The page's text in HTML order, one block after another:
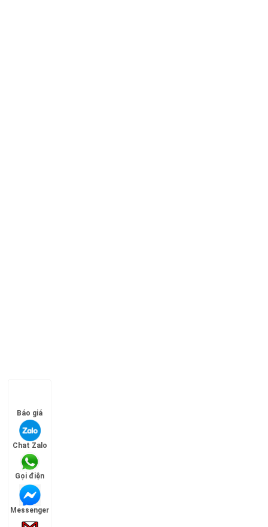
Báo giá
Chat Zalo
Gọi điện
Messenger